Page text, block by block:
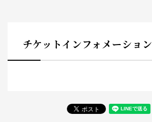
チケットインフォメーション